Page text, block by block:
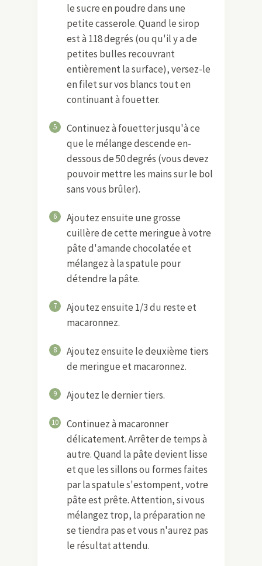
le sucre en poudre dans une
petite casserole. Quand le sirop
est à 118 degrés (ou qu'il y a de
petites bulles recouvrant
entièrement la surface), versez-le
en filet sur vos blancs tout en
continuant à fouetter.
5
Continuez à fouetter jusqu'à ce
que le mélange descende en-
dessous de 50 degrés (vous devez
pouvoir mettre les mains sur le bol
sans vous brûler).
6
Ajoutez ensuite une grosse
cuillère de cette meringue à votre
pâte d'amande chocolatée et
mélangez à la spatule pour
détendre la pâte.
7
Ajoutez ensuite 1/3 du reste et
macaronnez.
8
Ajoutez ensuite le deuxième tiers
de meringue et macaronnez.
9 Ajoutez le dernier tiers.
10
Continuez à macaronner
délicatement. Arrêter de temps à
autre. Quand la pâte devient lisse
et que les sillons ou formes faites
par la spatule s'estompent, votre
pâte est prête. Attention, si vous
mélangez trop, la préparation ne
se tiendra pas et vous n'aurez pas
le résultat attendu.